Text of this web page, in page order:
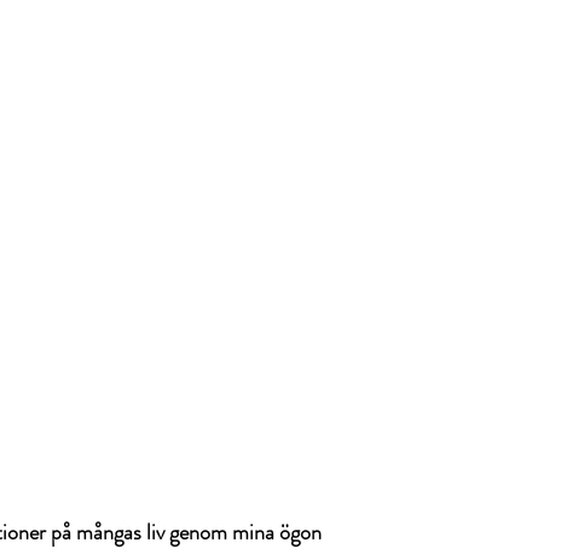
på mångas liv genom mina ögon